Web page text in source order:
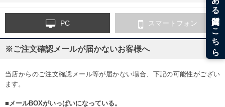
PC スマートフォン
※ご注文確認メールが届かないお客様へ
当店からのご注文確認メール等が届かない場合、下記の可能性がござい
ます。
■メールBOXがいっぱいになっている。